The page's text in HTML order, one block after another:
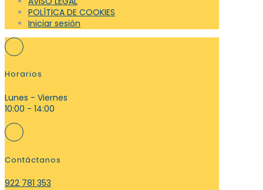
POLÍTICA DE COOKIES
Iniciar sesión
Horarios
Lunes - Viernes
10:00 - 14:00
Contáctanos
922 781 353